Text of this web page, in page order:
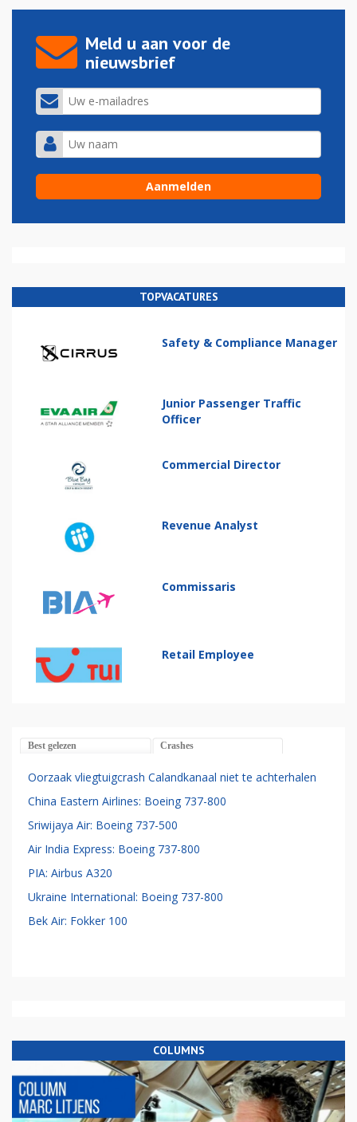
Meld u aan voor de
nieuwsbrief
TOPVACATURES
Safety & Compliance Manager
Junior Passenger Traffic
Officer
Commercial Director
Revenue Analyst
Commissaris
Retail Employee
Best gelezen Crashes
Oorzaak vliegtuigcrash Calandkanaal niet te achterhalen
China Eastern Airlines: Boeing 737-800
Sriwijaya Air: Boeing 737-500
Air India Express: Boeing 737-800
PIA: Airbus A320
Ukraine International: Boeing 737-800
Bek Air: Fokker 100
COLUMNS